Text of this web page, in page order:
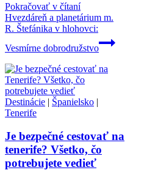
Pokračovať v čítaní
Hvezdáreň a planetárium m.
R. Štefánika v hlohovci:
Vesmírne dobrodružstvo
Destinácie | Španielsko |
Tenerife
Je bezpečné cestovať na
tenerife? Všetko, čo
potrebujete vedieť